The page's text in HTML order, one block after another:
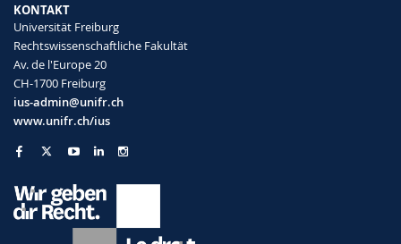
KONTAKT
Universität Freiburg
Rechtswissenschaftliche Fakultät
Av. de l'Europe 20
CH-1700 Freiburg
ius-admin@unifr.ch
www.unifr.ch/ius